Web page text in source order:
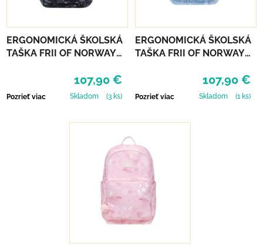
ERGONOMICKÁ ŠKOLSKÁ
TAŠKA FRII OF NORWAY
107,90 €
Pozrieť viac Skladom (3 ks)
ERGONOMICKÁ ŠKOLSKÁ
TAŠKA FRII OF NORWAY
107,90 €
Pozrieť viac Skladom (1 ks)